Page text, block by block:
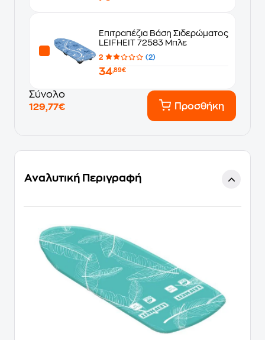
Επιτραπέζια Βάση Σιδερώματος
LEIFHEIT 72583 Μπλε
2 (2)
34,89€
Σύνολο
129,77€
Προσθήκη
Αναλυτική Περιγραφή